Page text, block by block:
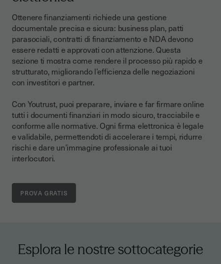
Ottenere finanziamenti richiede una gestione
documentale precisa e sicura: business plan, patti
parasociali, contratti di finanziamento e NDA devono
essere redatti e approvati con attenzione. Questa
sezione ti mostra come rendere il processo più rapido e
strutturato, migliorando l’efficienza delle negoziazioni
con investitori e partner.
Con Youtrust, puoi preparare, inviare e far firmare online
tutti i documenti finanziari in modo sicuro, tracciabile e
conforme alle normative. Ogni firma elettronica è legale
e validabile, permettendoti di accelerare i tempi, ridurre
rischi e dare un’immagine professionale ai tuoi
interlocutori.
Esplora le nostre sottocategorie